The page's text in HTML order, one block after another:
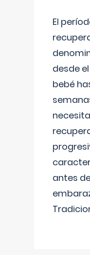
El
desde
bebé
antes